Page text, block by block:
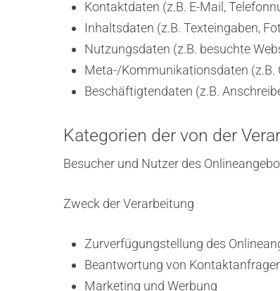
Kontaktdaten (z.B. E-Mail,
Inhaltsdaten (z.B. Texteingaben,
Nutzungsdaten (z.B. besuchte
Meta-/Kommunikationsdaten (z.B.
Beschäftigtendaten (z.B.
Kategorien der von der
Besucher und Nutzer des
Zweck der Verarbeitung
Zurverfügungstellung des
Beantwortung von
Marketing und Werbung